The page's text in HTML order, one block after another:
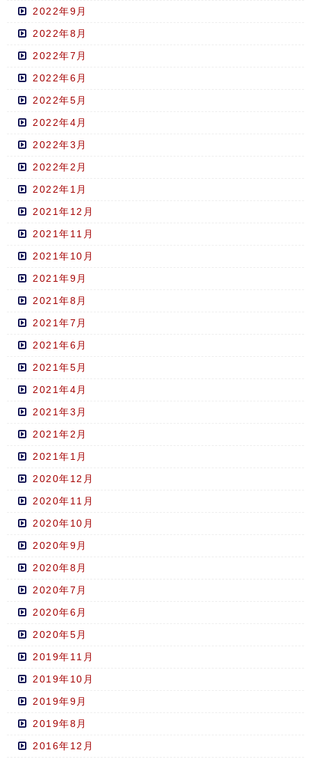
2022年9月
2022年8月
2022年7月
2022年6月
2022年5月
2022年4月
2022年3月
2022年2月
2022年1月
2021年12月
2021年11月
2021年10月
2021年9月
2021年8月
2021年7月
2021年6月
2021年5月
2021年4月
2021年3月
2021年2月
2021年1月
2020年12月
2020年11月
2020年10月
2020年9月
2020年8月
2020年7月
2020年6月
2020年5月
2019年11月
2019年10月
2019年9月
2019年8月
2016年12月